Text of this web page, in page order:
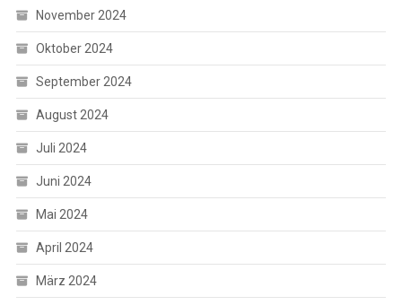
November 2024
Oktober 2024
September 2024
August 2024
Juli 2024
Juni 2024
Mai 2024
April 2024
März 2024